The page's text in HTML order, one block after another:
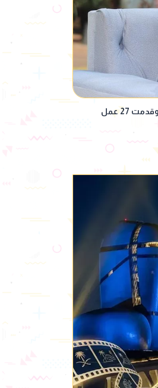
أحمد رمزي لـ "معكم منى الشاذلي": "فخر الدلتا" لم يأتِ بالصدفة.. وقدمت 27 عمل